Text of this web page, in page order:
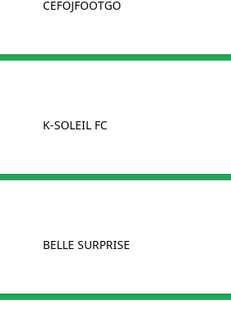
CEFOJFOOTGO
K-SOLEIL FC
BELLE SURPRISE